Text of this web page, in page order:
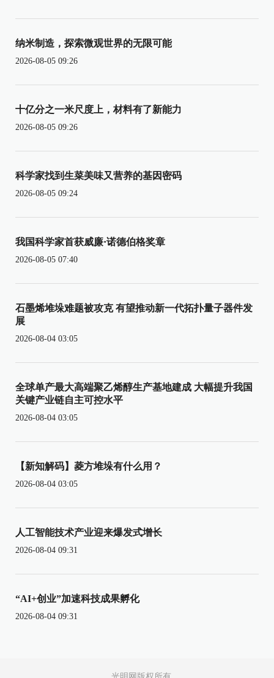
纳米制造，探索微观世界的无限可能
2026-08-05 09:26
十亿分之一米尺度上，材料有了新能力
2026-08-05 09:26
科学家找到生菜美味又营养的基因密码
2026-08-05 09:24
我国科学家首获威廉·诺德伯格奖章
2026-08-05 07:40
石墨烯堆垛难题被攻克 有望推动新一代拓扑量子器件发
展
2026-08-04 03:05
全球单产最大高端聚乙烯醇生产基地建成 大幅提升我国
关键产业链自主可控水平
2026-08-04 03:05
【新知解码】菱方堆垛有什么用？
2026-08-04 03:05
人工智能技术产业迎来爆发式增长
2026-08-04 09:31
“AI+创业”加速科技成果孵化
2026-08-04 09:31